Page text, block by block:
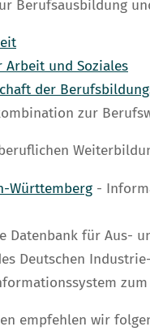
Berufsausbildung
und Soziales
der
zur
Württemberg -
Datenbank für Aus-
Deutschen
empfehlen wir